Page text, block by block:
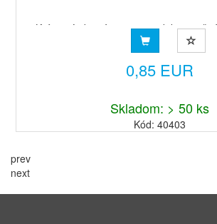
Krémový abrazívny prostriedok na ručné
umývadiel, kúpeľní a ďalších povrchov v
0,85 EUR
Skladom: > 50 ks
Kód: 40403
prev
next